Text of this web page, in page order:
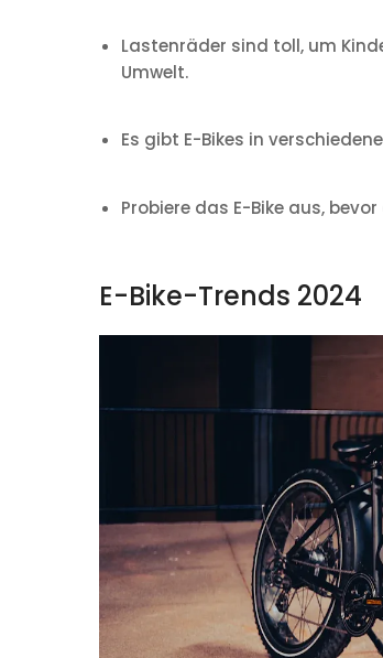
Lastenräder sind toll, um
Umwelt.
Es gibt E-Bikes in
Probiere das E-Bike aus,
E-Bike-Trends 2024